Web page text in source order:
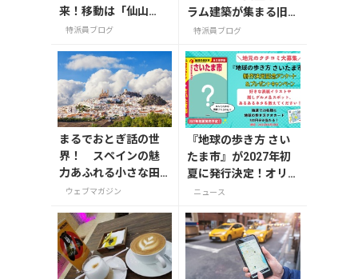
来！移動は「仙山
線」と「高速バス」
特派員ブログ
ラム建築が集まる旧市
街イチャンカラを徹底
特派員ブログ
まるでおとぎ話の世
界！ スペインの魅
力あふれる小さな田
舎町5選
ウェブマガジン
『地球の歩き方 さい
たま市』が2027年初
夏に発行決定！オリジ
ナルグッズが当たる発
中
ニュース